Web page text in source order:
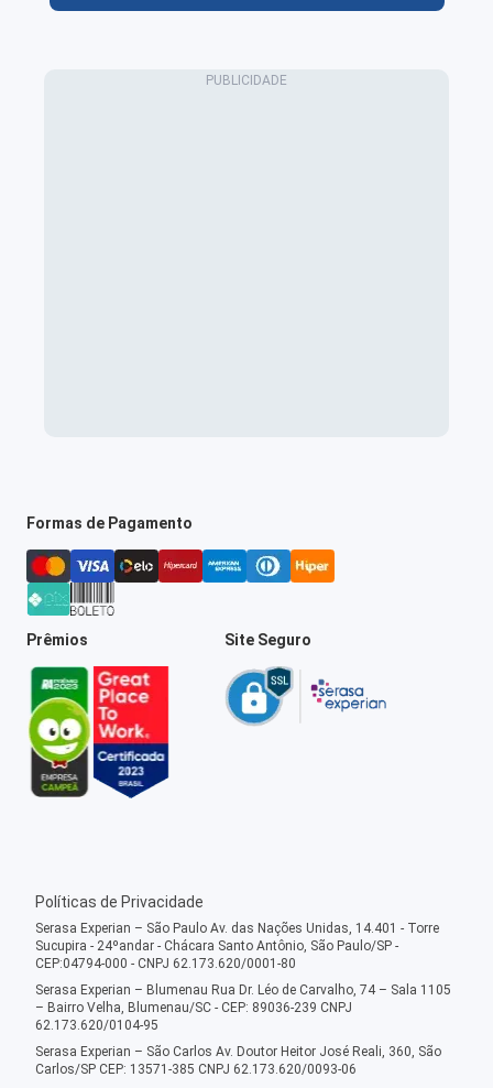
Formas de Pagamento
Prêmios Site Seguro
Políticas de Privacidade
Serasa Experian – São Paulo Av. das Nações Unidas, 14.401 - Torre
Sucupira - 24ºandar - Chácara Santo Antônio, São Paulo/SP -
CEP:04794-000 - CNPJ 62.173.620/0001-80
Serasa Experian – Blumenau Rua Dr. Léo de Carvalho, 74 – Sala 1105
– Bairro Velha, Blumenau/SC - CEP: 89036-239 CNPJ
62.173.620/0104-95
Serasa Experian – São Carlos Av. Doutor Heitor José Reali, 360, São
Carlos/SP CEP: 13571-385 CNPJ 62.173.620/0093-06